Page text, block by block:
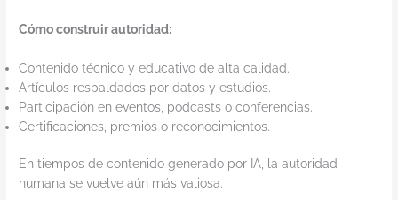
Cómo construir autoridad:
Contenido técnico y educativo de alta calidad.
Artículos respaldados por datos y estudios.
Participación en eventos, podcasts o conferencias.
Certificaciones, premios o reconocimientos.
En tiempos de contenido generado por IA, la autoridad
humana se vuelve aún más valiosa.